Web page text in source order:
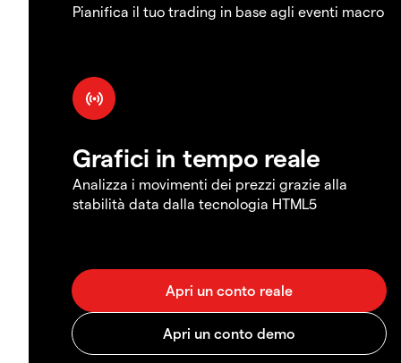
Pianifica il tuo trading in base agli eventi macro
Grafici in tempo reale
Analizza i movimenti dei prezzi grazie alla
stabilità data dalla tecnologia HTML5